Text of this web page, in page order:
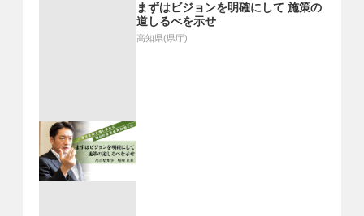
まずはビジョンを明確にして 施策の
道しるべを示せ
高知県(県庁)